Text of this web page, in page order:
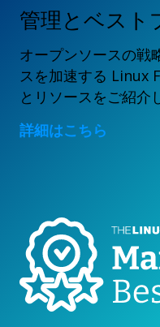
管理とベスト
オープンソースの戦
スを加速する Linux
とリソースをご紹介
詳細はこちら